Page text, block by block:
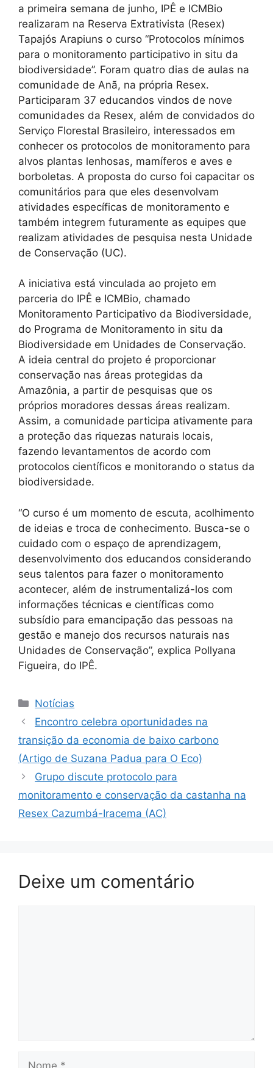
a primeira semana de junho, IPÊ e ICMBio
realizaram na Reserva Extrativista (Resex)
Tapajós Arapiuns o curso “Protocolos mínimos
para o monitoramento participativo in situ da
biodiversidade”. Foram quatro dias de aulas na
comunidade de Anã, na própria Resex.
Participaram 37 educandos vindos de nove
comunidades da Resex, além de convidados do
Serviço Florestal Brasileiro, interessados em
conhecer os protocolos de monitoramento para
alvos plantas lenhosas, mamíferos e aves e
borboletas. A proposta do curso foi capacitar os
comunitários para que eles desenvolvam
atividades específicas de monitoramento e
também integrem futuramente as equipes que
realizam atividades de pesquisa nesta Unidade
de Conservação (UC).
A iniciativa está vinculada ao projeto em
parceria do IPÊ e ICMBio, chamado
Monitoramento Participativo da Biodiversidade,
do Programa de Monitoramento in situ da
Biodiversidade em Unidades de Conservação.
A ideia central do projeto é proporcionar
conservação nas áreas protegidas da
Amazônia, a partir de pesquisas que os
próprios moradores dessas áreas realizam.
Assim, a comunidade participa ativamente para
a proteção das riquezas naturais locais,
fazendo levantamentos de acordo com
protocolos científicos e monitorando o status da
biodiversidade.
“O curso é um momento de escuta, acolhimento
de ideias e troca de conhecimento. Busca-se o
cuidado com o espaço de aprendizagem,
desenvolvimento dos educandos considerando
seus talentos para fazer o monitoramento
acontecer, além de instrumentalizá-los com
informações técnicas e científicas como
subsídio para emancipação das pessoas na
gestão e manejo dos recursos naturais nas
Unidades de Conservação”, explica Pollyana
Figueira, do IPÊ.
Notícias
Encontro celebra oportunidades na
transição da economia de baixo carbono
(Artigo de Suzana Padua para O Eco)
Grupo discute protocolo para
monitoramento e conservação da castanha na
Resex Cazumbá-Iracema (AC)
Deixe um comentário